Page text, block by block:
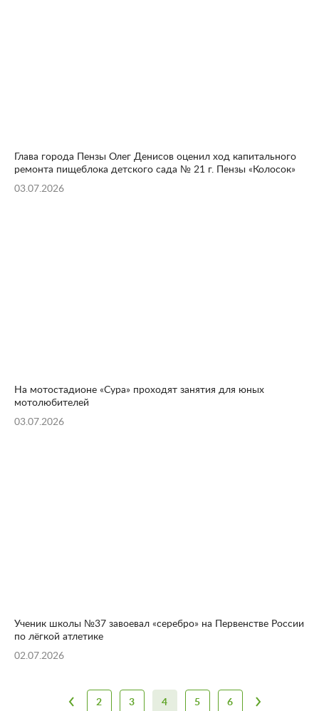
Глава города Пензы Олег Денисов оценил ход капитального
ремонта пищеблока детского сада № 21 г. Пензы «Колосок»
03.07.2026
На мотостадионе «Сура» проходят занятия для юных
мотолюбителей
03.07.2026
Ученик школы №37 завоевал «серебро» на Первенстве России
по лёгкой атлетике
02.07.2026
2 3 4 5 6